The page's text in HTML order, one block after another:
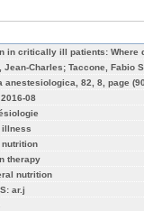
in critically ill patients: Where
Jean-Charles; Taccone, Fabio
anestesiologica, 82, 8, page
08
illness
nutrition
therapy
nutrition
ar.j